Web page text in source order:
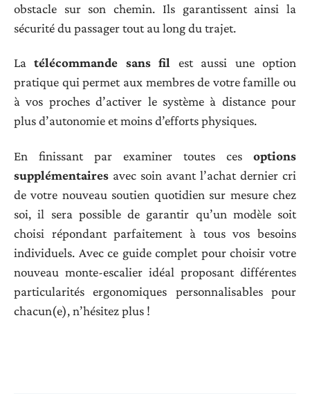
obstacle sur son chemin. Ils garantissent ainsi la
sécurité du passager tout au long du trajet.
Latélécommande sans fil
est aussi une option
pratique qui permet aux membres de votre famille ou
à vos proches d’activer le système à distance pour
plus d’autonomie et moins d’efforts physiques.
En finissant par examiner toutes ces options
supplémentaires avec soin avant l’achat dernier cri
de votre nouveau soutien quotidien sur mesure chez
soi, il sera possible de garantir qu’un modèle soit
choisi répondant parfaitement à tous vos besoins
individuels. Avec ce guide complet pour choisir votre
nouveau monte-escalier idéal proposant différentes
particularités ergonomiques personnalisables pour
chacun(e), n’hésitez plus !